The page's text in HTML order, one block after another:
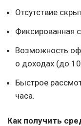
Отсутствие
Фиксированная
Возможность
о доходах (до
Быстрое
часа.
Как получить